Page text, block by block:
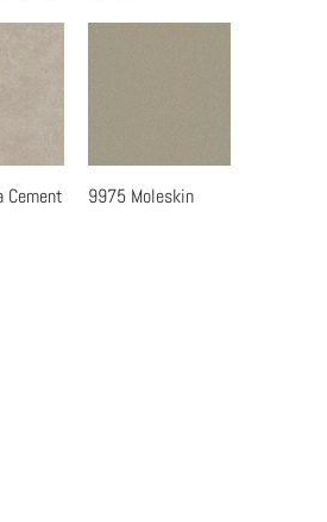
覽
Cement 快速瀏覽
9975 Moleskin